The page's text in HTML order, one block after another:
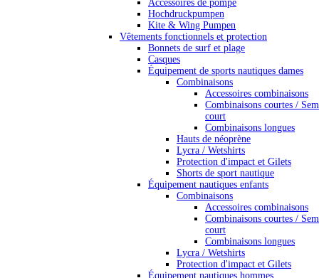
Accessoires de pompe
Hochdruckpumpen
Kite & Wing Pumpen
Vêtements fonctionnels et protection
Bonnets de surf et plage
Casques
Équipement de sports nautiques dames
Combinaisons
Accessoires combinaisons
Combinaisons courtes /
court
Combinaisons longues
Hauts de néoprène
Lycra / Wetshirts
Protection d'impact et Gilets
Shorts de sport nautique
Équipement nautiques enfants
Combinaisons
Accessoires combinaisons
Combinaisons courtes /
court
Combinaisons longues
Lycra / Wetshirts
Protection d'impact et Gilets
Équipement nautiques hommes